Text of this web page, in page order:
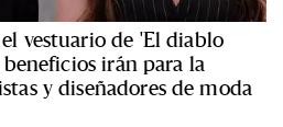
vestuario de 'El diablo
irán para la
y diseñadores de moda